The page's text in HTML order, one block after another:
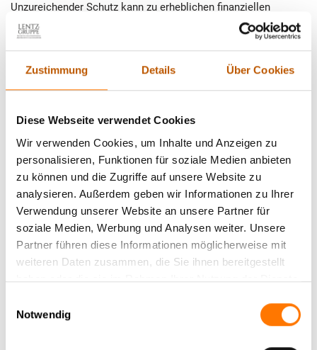
Zustimmung Details Über Cookies
Diese Webseite verwendet Cookies
Wir verwenden Cookies, um Inhalte und Anzeigen zu
personalisieren, Funktionen für soziale Medien anbieten
zu können und die Zugriffe auf unsere Website zu
analysieren. Außerdem geben wir Informationen zu Ihrer
Verwendung unserer Website an unsere Partner für
soziale Medien, Werbung und Analysen weiter. Unsere
Partner führen diese Informationen möglicherweise mit
weiteren Daten zusammen, die Sie ihnen bereitgestellt
haben oder die sie im Rahmen Ihrer Nutzung der Dienste
Notwendig
Unzureichender Schutz kann zu erheblichen finanziellen
Verlusten führen und das Vertrauen in Deine Marke
untergraben. Unternehmen müssen sich der Tatsache bewusst
Ziel für Spione und Cyberkriminelle darstellen. Technologische
Lösungen wie verschlüsselte Kommunikationsmittel und
diesen Risiken entgegenzuwirken. Doch der Einsatz dieser
Technologien allein reicht nicht aus. Es ist ebenso wichtig,
rechtliche Rahmenbedingungen zu beachten und geschultes
Personal im Umgang mit Sicherheitsmaßnahmen zu haben.
Nur eine umfassende Strategie, die sowohl technische als
auch menschliche Faktoren berücksichtigt, kann wirksam vor
den drohenden Gefahren schützen und die
Unternehmenssicherheit erheblich steigern.
2. Die Bedrohung durch Abhörmaßnahmen:
Risiken für Unternehmen und Privatsphäre